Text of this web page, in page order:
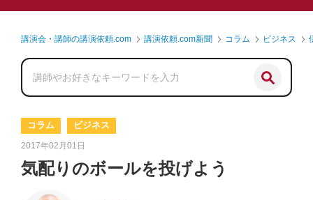
講演会・講師の講演依頼.com 講演依頼.com新聞 コラム ビジネス
コラム ビジネス
2017年02月01日
気配りのボールを投げよう